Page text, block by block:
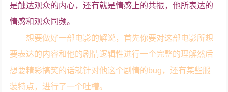
是触达观众的内心，还有就是情感上的共振，他所表达的
情感和观众同频。
想要做好一部电影的解说，首先你要对这部电影所想
要表达的内容和他的剧情逻辑性进行一个完整的理解然后
想要精彩搞笑的话就针对他这个剧情的bug，还有某些服
装特点，进行了一个吐槽。